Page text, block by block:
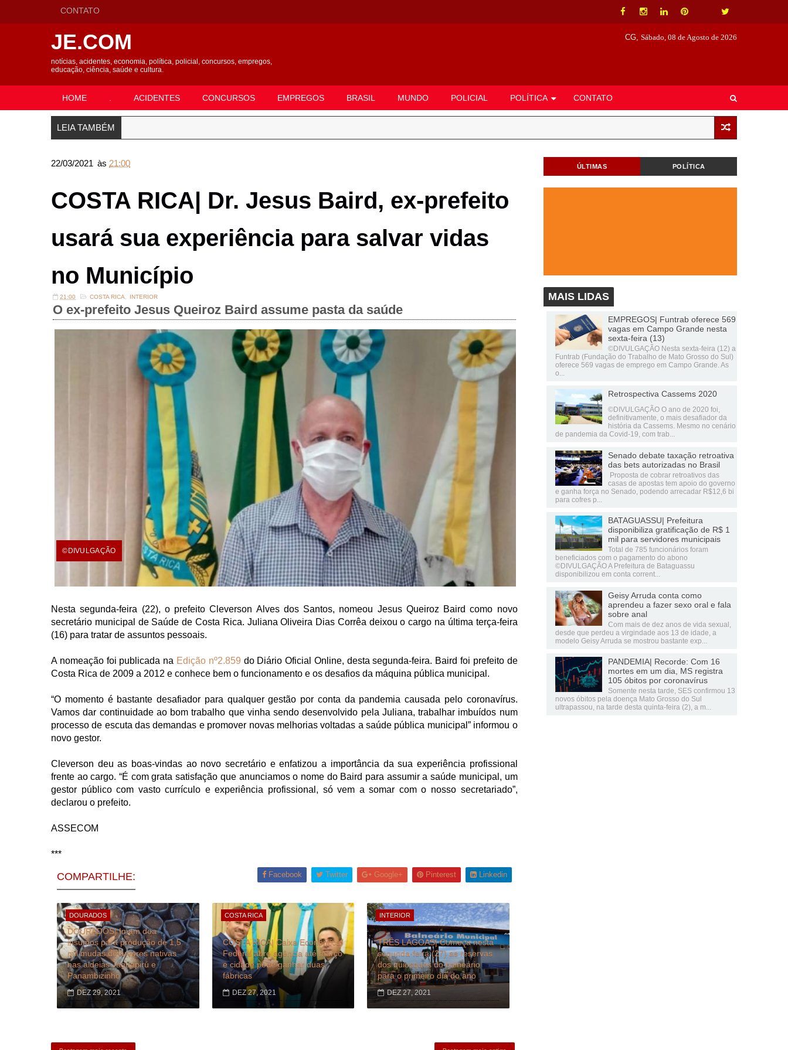
CONTATO
JE.COM
notícias, acidentes, economia, política, policial, concursos, empregos,
educação, ciência, saúde e cultura.
CG, Sábado, 08 de Agosto de 2026
HOME ACIDENTES CONCURSOS EMPREGOS BRASIL MUNDO POLICIAL POLÍTICA CONTATO
LEIA TAMBÉM
22/03/2021 às 21:00
COSTA RICA| Dr. Jesus Baird, ex-prefeito
usará sua experiência para salvar vidas
no Município
21:00 COSTA RICA INTERIOR
O ex-prefeito Jesus Queiroz Baird assume pasta da saúde
©DIVULGAÇÃO
Nesta segunda-feira (22), o prefeito Cleverson Alves dos Santos, nomeou Jesus Queiroz Baird como novo
secretário municipal de Saúde de Costa Rica. Juliana Oliveira Dias Corrêa deixou o cargo na última terça-feira
(16) para tratar de assuntos pessoais.
A nomeação foi publicada na Edição nº2.859 do Diário Oficial Online, desta segunda-feira. Baird foi prefeito de
Costa Rica de 2009 a 2012 e conhece bem o funcionamento e os desafios da máquina pública municipal.
“O momento é bastante desafiador para qualquer gestão por conta da pandemia causada pelo coronavírus.
Vamos dar continuidade ao bom trabalho que vinha sendo desenvolvido pela Juliana, trabalhar imbuídos num
processo de escuta das demandas e promover novas melhorias voltadas a saúde pública municipal” informou o
novo gestor.
Cleverson deu as boas-vindas ao novo secretário e enfatizou a importância da sua experiência profissional
frente ao cargo. “É com grata satisfação que anunciamos o nome do Baird para assumir a saúde municipal, um
gestor público com vasto currículo e experiência profissional, só vem a somar com o nosso secretariado”,
declarou o prefeito.
ASSECOM
***
COMPARTILHE: Facebook Twitter Google+ Pinterest Linkedin
DOURADOS
DOURADOS| Imam doa
insumos para produção de 1,5
mil mudas de árvores nativas
nas aldeias Jaguapirú e
Panambizinho
DEZ 29, 2021
COSTA RICA
COSTA RICA| Caixa Econômica
Federal abre agência até março
e cidade pode ganhar duas
fábricas
DEZ 27, 2021
INTERIOR
TRÊS LAGOAS| Começa nesta
segunda-feira (27) as reservas
dos quiosques do balneário
para o primeiro dia do ano
DEZ 27, 2021
ÚLTIMAS POLÍTICA
MAIS LIDAS
EMPREGOS| Funtrab oferece 569
vagas em Campo Grande nesta
sexta-feira (13)
©DIVULGAÇÃO Nesta sexta-feira (12) a
Funtrab (Fundação do Trabalho de Mato Grosso do Sul)
oferece 569 vagas de emprego em Campo Grande. As
o...
Retrospectiva Cassems 2020
©DIVULGAÇÃO O ano de 2020 foi,
definitivamente, o mais desafiador da
história da Cassems. Mesmo no cenário
de pandemia da Covid-19, com trab...
Senado debate taxação retroativa
das bets autorizadas no Brasil
Proposta de cobrar retroativos das
casas de apostas tem apoio do governo
e ganha força no Senado, podendo arrecadar R$12,6 bi
para cofres p...
BATAGUASSU| Prefeitura
disponibiliza gratificação de R$ 1
mil para servidores municipais
Total de 785 funcionários foram
beneficiados com o pagamento do abono
©DIVULGAÇÃO A Prefeitura de Bataguassu
disponibilizou em conta corrent...
Geisy Arruda conta como
aprendeu a fazer sexo oral e fala
sobre anal
Com mais de dez anos de vida sexual,
desde que perdeu a virgindade aos 13 de idade, a
modelo Geisy Arruda se mostrou bastante exp...
PANDEMIA| Recorde: Com 16
mortes em um dia, MS registra
105 óbitos por coronavírus
Somente nesta tarde, SES confirmou 13
novos óbitos pela doença Mato Grosso do Sul
ultrapassou, na tarde desta quinta-feira (2), a m...